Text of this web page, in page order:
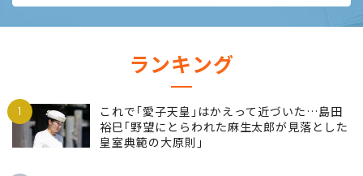
ランキング
1
これで｢愛子天皇｣はかえって近づいた…島田
裕巳｢野望にとらわれた麻生太郎が見落とした
皇室典範の大原則｣